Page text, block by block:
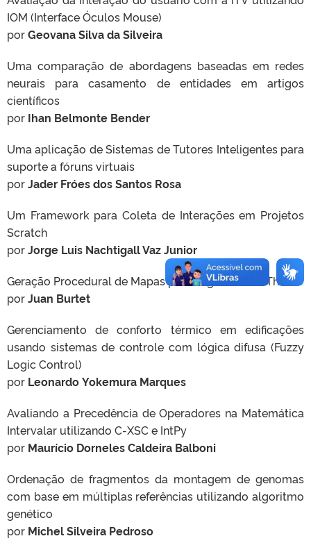
IOM (Interface Óculos Mouse)
porGeovana Silva da Silveira
Uma comparação de abordagens baseadas em redes
neurais para casamento de entidades em artigos
científicos
por Ihan Belmonte Bender
Uma aplicação de Sistemas de Tutores Inteligentes para
suporte a fóruns virtuais
porJader Fróes dos Santos Rosa
Um Framework para Coleta de Interações em Projetos
Scratch
porJorge Luis Nachtigall Vaz Junior
Geração Procedural de Mapas para Jogos Match-Three
porJuan Burtet
Gerenciamento de conforto térmico em edificações
usando sistemas de controle com lógica difusa (Fuzzy
Logic Control)
por Leonardo Yokemura Marques
Avaliando a Precedência de Operadores na Matemática
Intervalar utilizando C-XSC e IntPy
por Maurício Dorneles Caldeira Balboni
Ordenação de fragmentos da montagem de genomas
com base em múltiplas referências utilizando algoritmo
genético
por Michel Silveira Pedroso